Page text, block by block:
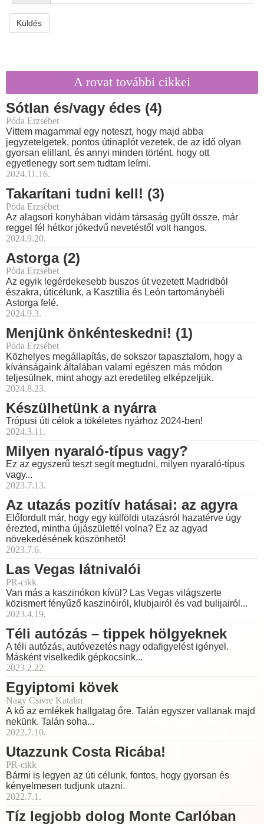
Küldés
A rovat további cikkei
Sótlan és/vagy édes (4)
Póda Erzsébet
Vittem magammal egy noteszt, hogy majd abba
jegyzetelgetek, pontos útinaplót vezetek, de az idő olyan
gyorsan elillant, és annyi minden történt, hogy ott
egyetlenegy sort sem tudtam leírni.
2024.11.16.
Takarítani tudni kell! (3)
Póda Erzsébet
Az alagsori konyhában vidám társaság gyűlt össze, már
reggel fél hétkor jókedvű nevetéstől volt hangos.
2024.9.20.
Astorga (2)
Póda Erzsébet
Az egyik legérdekesebb buszos út vezetett Madridból
északra, úticélunk, a Kasztília és León tartománybéli
Astorga felé.
2024.9.3.
Menjünk önkénteskedni! (1)
Póda Erzsébet
Közhelyes megállapítás, de sokszor tapasztalom, hogy a
kívánságaink általában valami egészen más módon
teljesülnek, mint ahogy azt eredetileg elképzeljük.
2024.8.23.
Készülhetünk a nyárra
Trópusi úti célok a tökéletes nyárhoz 2024-ben!
2024.3.11.
Milyen nyaraló-típus vagy?
Ez az egyszerű teszt segít megtudni, milyen nyaraló-típus
vagy...
2023.7.13.
Az utazás pozitív hatásai: az agyra
Előfordult már, hogy egy külföldi utazásról hazatérve úgy
érezted, mintha újjászülettél volna? Ez az agyad
növekedésének köszönhető!
2023.7.6.
Las Vegas látnivalói
PR-cikk
Van más a kaszinókon kívül? Las Vegas világszerte
közismert fényűző kaszinóiról, klubjairól és vad bulijairól...
2023.4.19.
Téli autózás – tippek hölgyeknek
A téli autózás, autóvezetés nagy odafigyelést igényel.
Másként viselkedik gépkocsink...
2023.2.22.
Egyiptomi kövek
Nagy Csivre Katalin
A kő az emlékek hallgatag őre. Talán egyszer vallanak majd
nekünk. Talán soha...
2022.7.10.
Utazzunk Costa Ricába!
PR-cikk
Bármi is legyen az úti célunk, fontos, hogy gyorsan és
kényelmesen tudjunk utazni.
2022.7.1.
Tíz legjobb dolog Monte Carlóban